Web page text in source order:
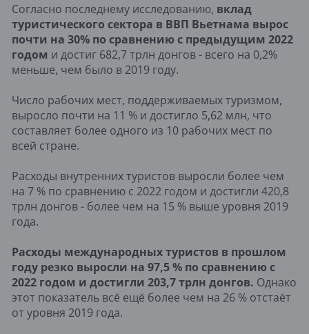
Согласно последнему исследованию, вклад
туристического сектора в ВВП Вьетнама вырос
почти на 30% по сравнению с предыдущим 2022
годом и достиг 682,7 трлн донгов - всего на 0,2%
меньше, чем было в 2019 году.
Число рабочих мест, поддерживаемых туризмом,
выросло почти на 11 % и достигло 5,62 млн, что
составляет более одного из 10 рабочих мест по
всей стране.
Расходы внутренних туристов выросли более чем
на 7 % по сравнению с 2022 годом и достигли 420,8
трлн донгов - более чем на 15 % выше уровня 2019
года.
Расходы международных туристов в прошлом
году резко выросли на 97,5 % по сравнению с
2022 годом и достигли 203,7 трлн донгов. Однако
этот показатель всё ещё более чем на 26 % отстаёт
от уровня 2019 года.